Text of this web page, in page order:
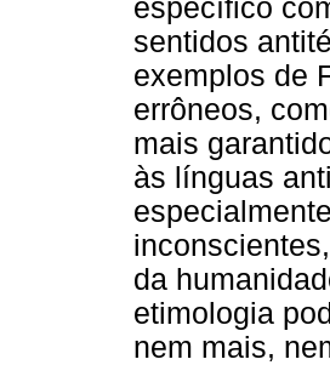
específico
sentidos
exemplos de
errôneos,
mais
às línguas
da
etimologia
nem mais,